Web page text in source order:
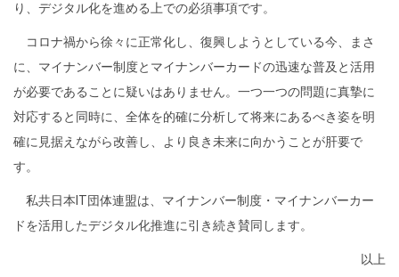
り、デジタル化を進める上での必須事項です。
コロナ禍から徐々に正常化し、復興しようとしている今、まさ
に、マイナンバー制度とマイナンバーカードの迅速な普及と活用
が必要であることに疑いはありません。一つ一つの問題に真摯に
対応すると同時に、全体を的確に分析して将来にあるべき姿を明
確に見据えながら改善し、より良き未来に向かうことが肝要で
す。
私共日本 IT団体連盟は、マイナンバー制度・マイナンバーカー
ドを活用したデジタル化推進に引き続き賛同します。
以上